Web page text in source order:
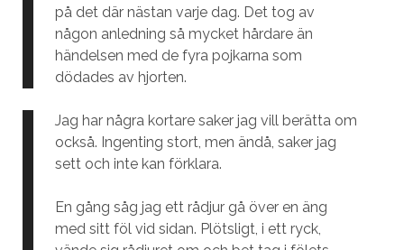
på det där nästan varje dag. Det tog av
någon anledning så mycket hårdare än
händelsen med de fyra pojkarna som
dödades av hjorten.
Jag har några kortare saker jag vill berätta om
också. Ingenting stort, men ändå, saker jag
sett och inte kan förklara.
En gång såg jag ett rådjur gå över en äng
med sitt föl vid sidan. Plötsligt, i ett ryck,